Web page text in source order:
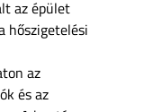
az épület
hőszigetelési
az
és az